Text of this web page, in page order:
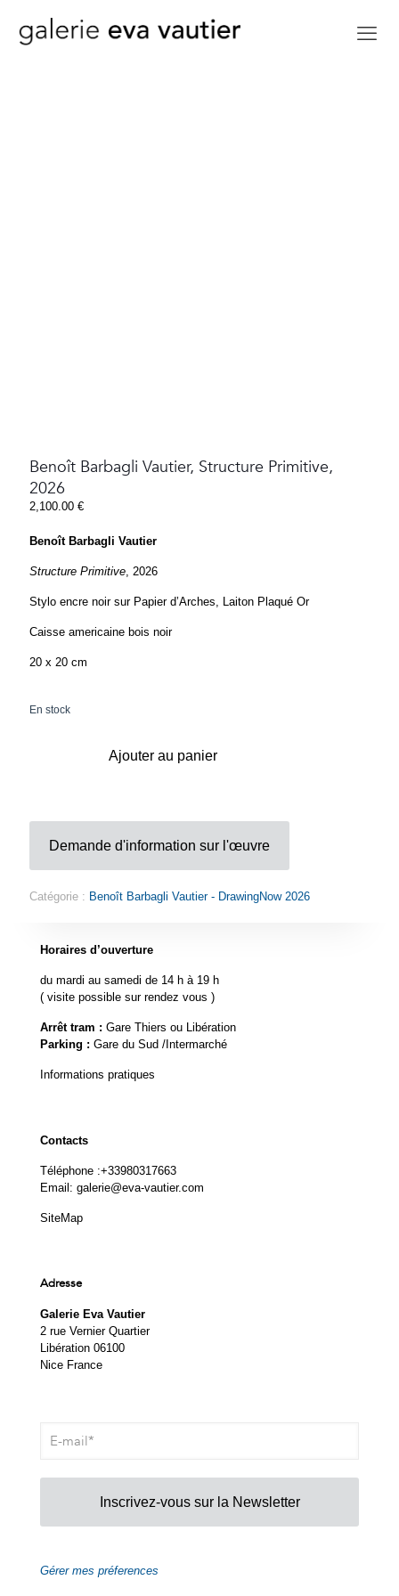
Benoît Barbagli Vautier, Structure Primitive,
2026
2,100.00 €
Benoît Barbagli Vautier
Structure Primitive, 2026
Stylo encre noir sur Papier d’Arches, Laiton Plaqué Or
Caisse americaine bois noir
20 x 20 cm
En stock
Ajouter au panier
Demande d'information sur l'œuvre
Catégorie : Benoît Barbagli Vautier - DrawingNow 2026
Horaires d’ouverture
du mardi au samedi de 14 h à 19 h
( visite possible sur rendez vous )
Arrêt tram : Gare Thiers ou Libération
Parking : Gare du Sud /Intermarché
Informations pratiques
Contacts
Téléphone :+33980317663
Email: galerie@eva-vautier.com
SiteMap
Adresse
Galerie Eva Vautier
2 rue Vernier Quartier
Libération 06100
Nice France
Inscrivez-vous sur la Newsletter
Gérer mes préferences